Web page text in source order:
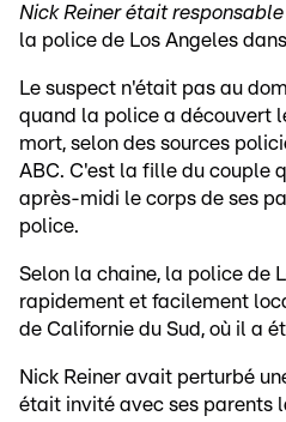
Nick Reiner était
la police de Los Angeles
Le suspect n'était pas au
quand la police a découvert
mort, selon des sources
ABC. C'est la fille du couple
après-midi le corps de ses
police.
Selon la chaine, la police de
rapidement et facilement
de Californie du Sud, où il a
Nick Reiner avait perturbé
était invité avec ses parents